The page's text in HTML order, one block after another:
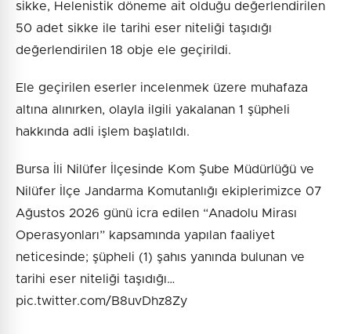
sikke, Helenistik döneme ait olduğu değerlendirilen
50 adet sikke ile tarihi eser niteliği taşıdığı
değerlendirilen 18 obje ele geçirildi.
Ele geçirilen eserler incelenmek üzere muhafaza
altına alınırken, olayla ilgili yakalanan 1 şüpheli
hakkında adli işlem başlatıldı.
Bursa İli Nilüfer İlçesinde Kom Şube Müdürlüğü ve
Nilüfer İlçe Jandarma Komutanlığı ekiplerimizce 07
Ağustos 2026 günü icra edilen “Anadolu Mirası
Operasyonları” kapsamında yapılan faaliyet
neticesinde; şüpheli (1) şahıs yanında bulunan ve
tarihi eser niteliği taşıdığı…
pic.twitter.com/B8uvDhz8Zy